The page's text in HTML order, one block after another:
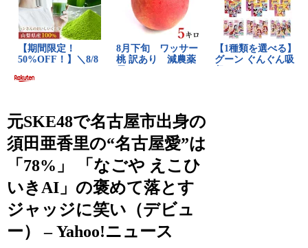
元SKE48で名古屋市出身の
須田亜香里の“名古屋愛”は
「78%」 「なごや えこひ
いきAI」の褒めて落とす
ジャッジに笑い（デビュ
ー） – Yahoo!ニュース